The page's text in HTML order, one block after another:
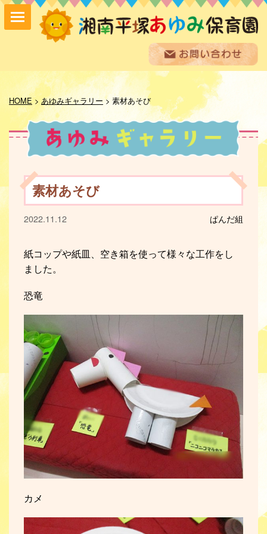
HOME> あゆみギャラリー> 素材あそび
素材あそび
2022.11.12 ぱんだ組
紙コップや紙皿、空き箱を使って様々な工作をし
ました。
恐竜
カメ
保育方針
園の紹介
保育内容
入園案内
採用情報
お問い合わせ
お知らせ
あゆみ便り
給食室だより
あゆみギャラリー
サイトマップ